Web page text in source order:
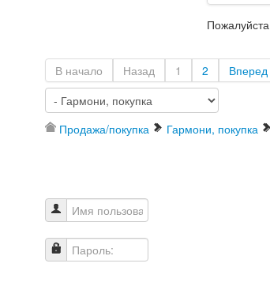
Пожалуйста
В начало Назад 1 2 Вперед
Продажа/покупка Гармони, покупка
Имя пользователя
Пароль: